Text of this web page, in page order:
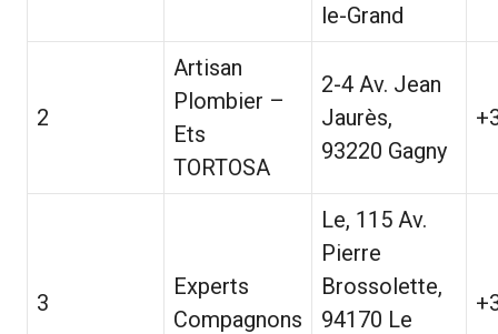
le-Grand
2
Artisan
Plombier –
Ets
TORTOSA
2-4 Av. Jean
Jaurès,
93220 Gagny
3
Experts
Compagnons
Le, 115 Av.
Pierre
Brossolette,
94170 Le